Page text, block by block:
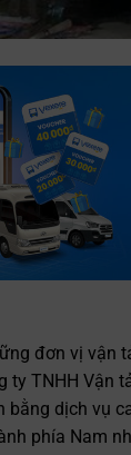
đơn vị vận
ty TNHH Vận
dịch vụ
phía Nam